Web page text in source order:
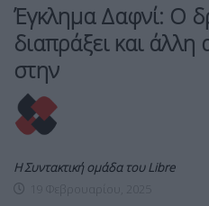
Έγκλημα Δαφνί: Ο
διαπράξει και
στην
Η Συντακτική ομάδα του Libre